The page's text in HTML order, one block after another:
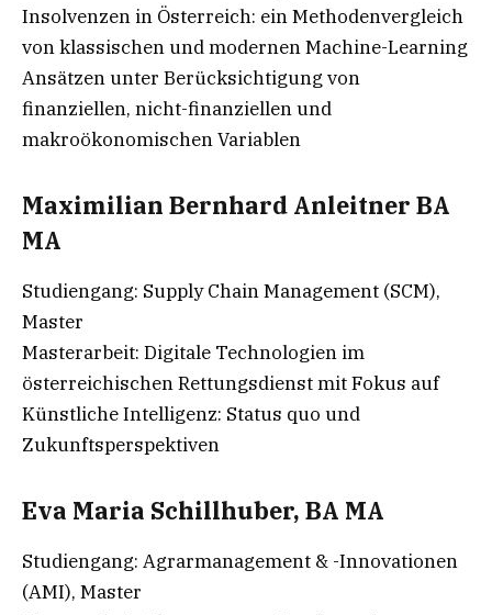
Insolvenzen in Österreich: ein Methodenvergleich
von klassischen und modernen Machine-Learning
Ansätzen unter Berücksichtigung von
finanziellen, nicht-finanziellen und
makroökonomischen Variablen
Maximilian Bernhard Anleitner BA
MA
Studiengang: Supply Chain Management (SCM),
Master
Masterarbeit: Digitale Technologien im
österreichischen Rettungsdienst mit Fokus auf
Künstliche Intelligenz: Status quo und
Zukunftsperspektiven
Eva Maria Schillhuber, BA MA
Studiengang: Agrarmanagement & -Innovationen
(AMI), Master